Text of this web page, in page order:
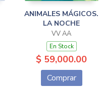
ANIMALES MÁGICOS.
LA NOCHE
VV AA
En Stock
$ 59,000.00
Comprar